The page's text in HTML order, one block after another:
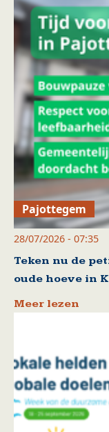
Pajottegem
28/07/2026 - 07:35
Teken nu de
oude hoeve in
Meer lezen